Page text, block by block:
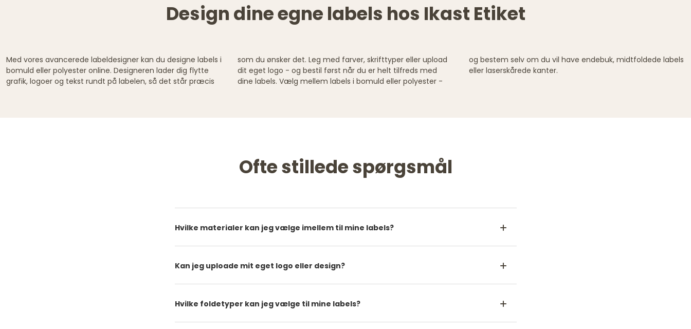
Design dine egne labels hos Ikast Etiket
Med vores avancerede labeldesigner kan du designe labels i
bomuld eller polyester online. Designeren lader dig flytte
grafik, logoer og tekst rundt på labelen, så det står præcis
som du ønsker det. Leg med farver, skrifttyper eller upload
dit eget logo - og bestil først når du er helt tilfreds med
dine labels. Vælg mellem labels i bomuld eller polyester -
og bestem selv om du vil have endebuk, midtfoldede labels
eller laserskårede kanter.
Ofte stillede spørgsmål
Hvilke materialer kan jeg vælge imellem til mine labels?
Kan jeg uploade mit eget logo eller design?
Hvilke foldetyper kan jeg vælge til mine labels?